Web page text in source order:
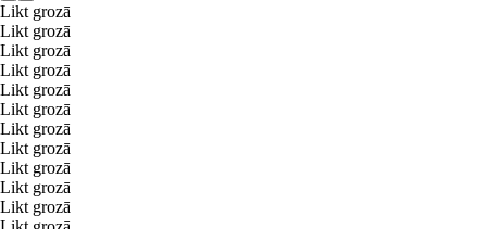
Likt grozā
Likt grozā
Likt grozā
Likt grozā
Likt grozā
Likt grozā
Likt grozā
Likt grozā
Likt grozā
Likt grozā
Likt grozā